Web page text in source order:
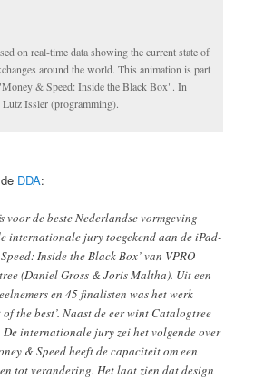
on real-time data showing the current state of
around the world. This animation is part
& Speed: Inside the Black Box". In
Issler (programming).
DDA:
voor de beste Nederlandse vormgeving
internationale jury toegekend aan de iPad-
Inside the Black Box’ van VPRO
(Daniel Gross & Joris Maltha). Uit een
en 45 finalisten was het werk
of the best’. Naast de eer wint Catalogtree
internationale jury zei het volgende over
& Speed heeft de capaciteit om een
tot verandering. Het laat zien dat design